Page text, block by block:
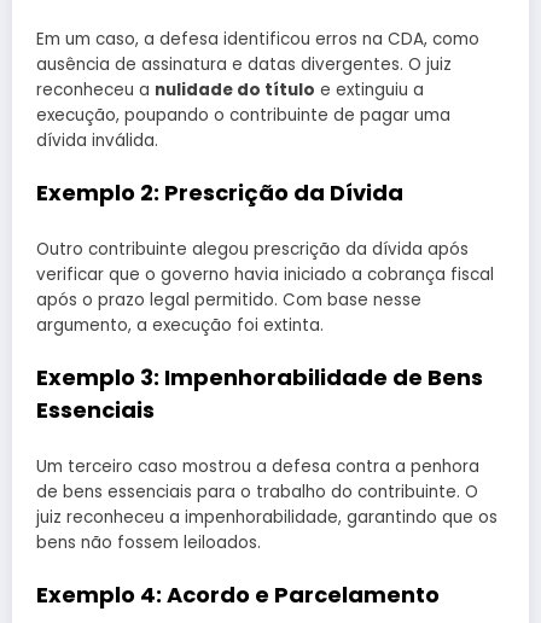
Em um caso, a defesa identificou erros na CDA, como
ausência de assinatura e datas divergentes. O juiz
reconheceu a nulidade do título e extinguiu a
execução, poupando o contribuinte de pagar uma
dívida inválida.
Exemplo 2: Prescrição da Dívida
Outro contribuinte alegou prescrição da dívida após
verificar que o governo havia iniciado a cobrança fiscal
após o prazo legal permitido. Com base nesse
argumento, a execução foi extinta.
Exemplo 3: Impenhorabilidade de Bens
Essenciais
Um terceiro caso mostrou a defesa contra a penhora
de bens essenciais para o trabalho do contribuinte. O
juiz reconheceu a impenhorabilidade, garantindo que os
bens não fossem leiloados.
Exemplo 4: Acordo e Parcelamento